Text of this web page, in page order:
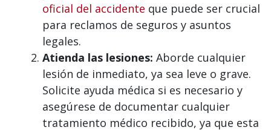
oficial del accidente que puede ser crucial
para reclamos de seguros y asuntos
legales.
Atienda las lesiones: Aborde cualquier
lesión de inmediato, ya sea leve o grave.
Solicite ayuda médica si es necesario y
asegúrese de documentar cualquier
tratamiento médico recibido, ya que esta